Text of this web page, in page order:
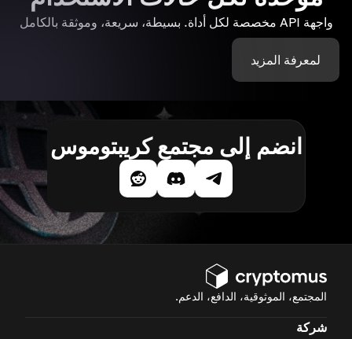
واجهة API مخصصة لكل أداة. بسيطة، سريعة، وموثقة بالكامل
لمعرفة المزيد
انضم إلى مجتمع كريبتوموس
المجتمع، الموثوقية، الدافع، الدعم.
شركة